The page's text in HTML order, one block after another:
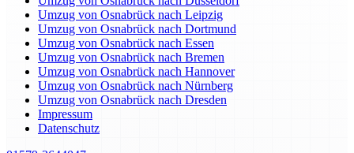
Umzug von Osnabrück nach Leipzig
Umzug von Osnabrück nach Dortmund
Umzug von Osnabrück nach Essen
Umzug von Osnabrück nach Bremen
Umzug von Osnabrück nach Hannover
Umzug von Osnabrück nach Nürnberg
Umzug von Osnabrück nach Dresden
Impressum
Datenschutz